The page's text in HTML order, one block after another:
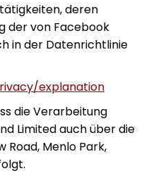
deren
der von Facebook
in der Datenrichtlinie
explanation
die Verarbeitung
Limited auch über die
Road, Menlo Park,